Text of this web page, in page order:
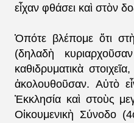
εἶχαν φθάσει καὶ στὸν
Ὁπότε βλέπομε ὅτι
(δηλαδὴ
καθιδρυματικὰ
ἀκολουθοῦσαν. Αὐτὸ
Ἐκκλησία καὶ στοὺς
Οἰκουμενικὴ Σύνοδο